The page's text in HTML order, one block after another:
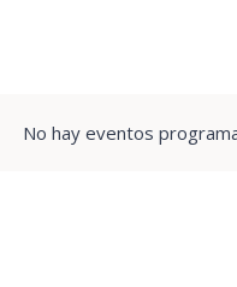
No hay eventos